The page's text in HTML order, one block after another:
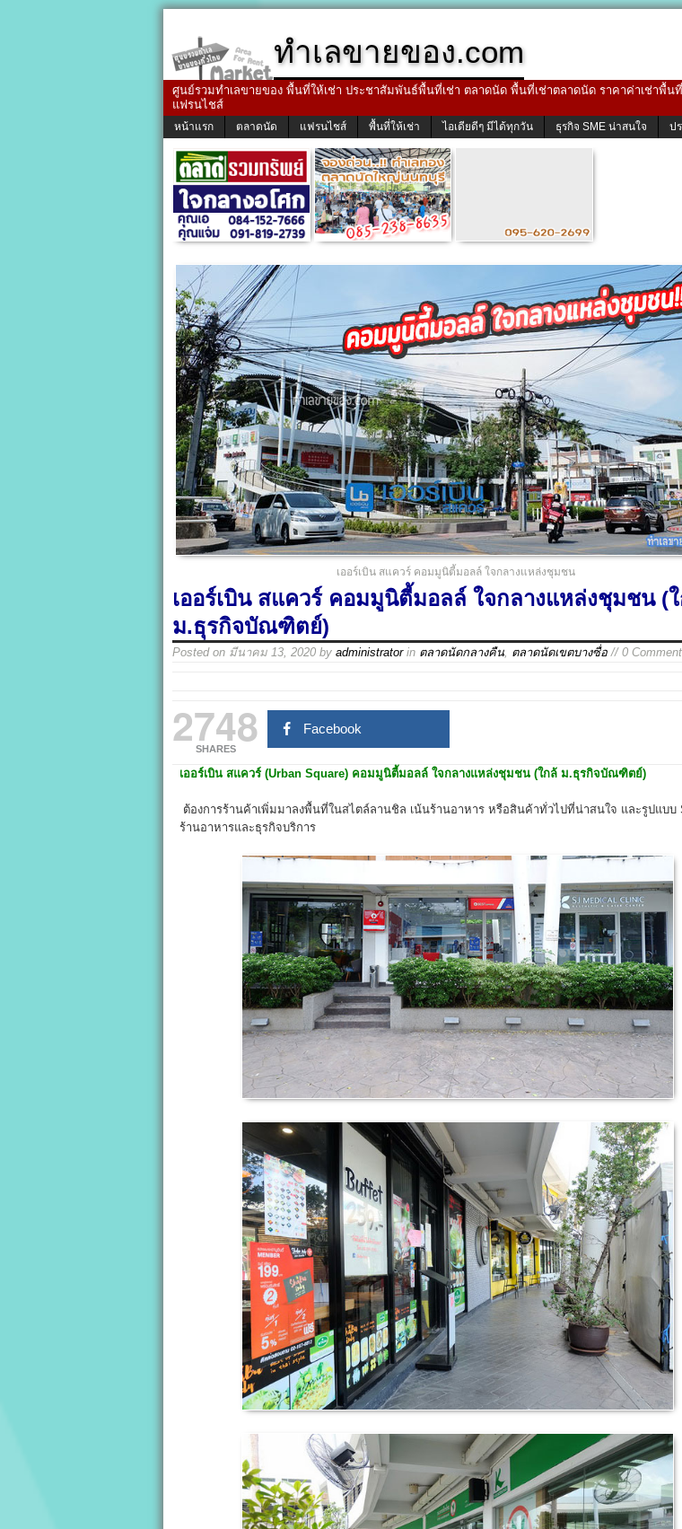
ทำเลขายของ.com
ศูนย์รวมทำเลขายของ พื้นที่ให้เช่า ประชาสัมพันธ์พื้นที่เช่า ตลาดนัด พื้นที่เช่าตลาดนัด ราคาค่าเช่าพื้
แฟรนไชส์
หน้าแรก ตลาดนัด แฟรนไชส์ พื้นที่ให้เช่า ไอเดียดีๆ มีได้ทุกวัน ธุรกิจ SME น่าสนใจ ป
เออร์เบิน สแควร์ คอมมูนิตี้มอลล์ ใจกลางแหล่งชุมชน
เออร์เบิน สแควร์ คอมมูนิตี้มอลล์ ใจกลางแหล่งชุมชน (
ม.ธุรกิจบัณฑิตย์)
Posted on มีนาคม 13, 2020 by administratorin ตลาดนัดกลางคืน ตลาดนัดเขตบางซื่อ // 0
2748
SHARES
Facebook
เออร์เบิน สแควร์ (Urban Square) คอมมูนิตี้มอลล์ ใจกลางแหล่งชุมชน (ใกล้ ม.ธุรกิจบัณฑิตย์)
ต้องการร้านค้าเพิ่มมาลงพื้นที่ในสไตล์ลานชิล เน้นร้านอาหาร หรือสินค้าทั่วไปที่น่าสนใจ และรูปแบบ
ร้านอาหารและธุรกิจบริการ